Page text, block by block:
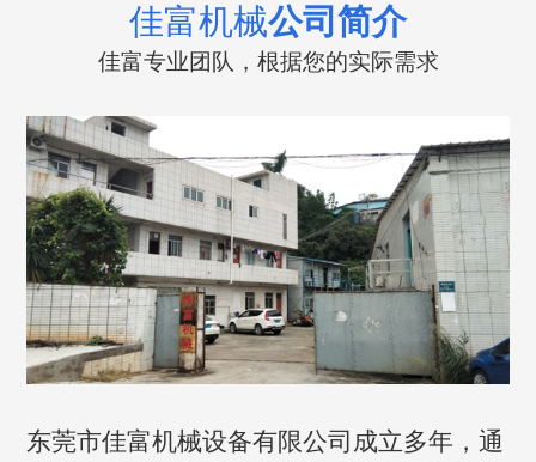
佳富机械公司简介
佳富专业团队，根据您的实际需求
东莞市佳富机械设备有限公司成立多年，通